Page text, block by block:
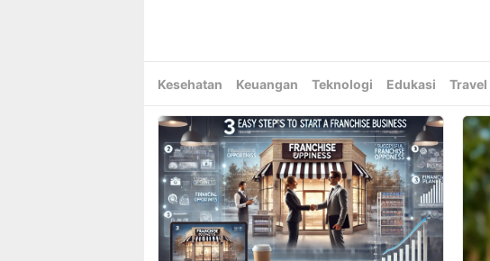
Kesehatan Keuangan Teknologi Edukasi Travel